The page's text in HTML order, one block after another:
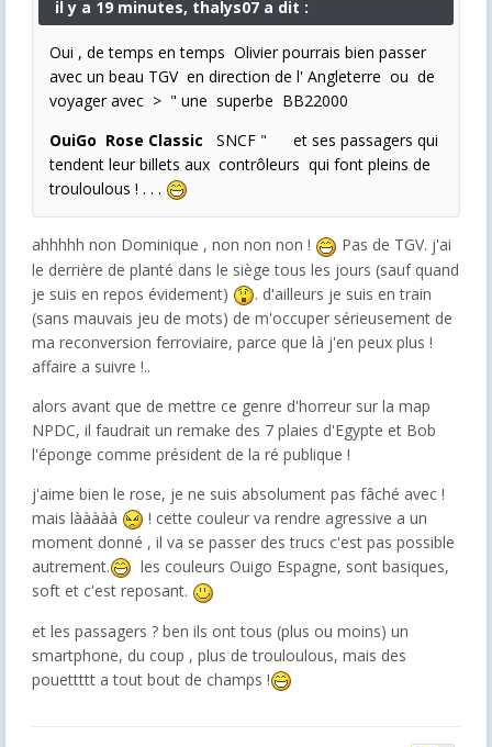
il y a 19 minutes, thalys07 a dit :
Oui , de temps en temps Olivier pourrais bien passer
avec un beau TGV en direction de l' Angleterre ou de
voyager avec > " une superbe BB22000
OuiGo Rose Classic SNCF " et ses passagers qui
tendent leur billets aux contrôleurs qui font pleins de
trouloulous ! . . .
ahhhhh non Dominique , non non non !
Pas de TGV. j'ai
le derrière de planté dans le siège tous les jours (sauf quand
je suis en repos évidement)
. d'ailleurs je suis en train
(sans mauvais jeu de mots) de m'occuper sérieusement de
ma reconversion ferroviaire, parce que là j'en peux plus !
affaire a suivre !..
alors avant que de mettre ce genre d'horreur sur la map
NPDC, il faudrait un remake des 7 plaies d'Egypte et Bob
l'éponge comme président de la ré publique !
j'aime bien le rose, je ne suis absolument pas fâché avec !
mais lààààà
! cette couleur va rendre agressive a un
moment donné , il va se passer des trucs c'est pas possible
autrement.
les couleurs Ouigo Espagne, sont basiques,
soft et c'est reposant.
et les passagers ? ben ils ont tous (plus ou moins) un
smartphone, du coup , plus de trouloulous, mais des
pouettttt a tout bout de champs !